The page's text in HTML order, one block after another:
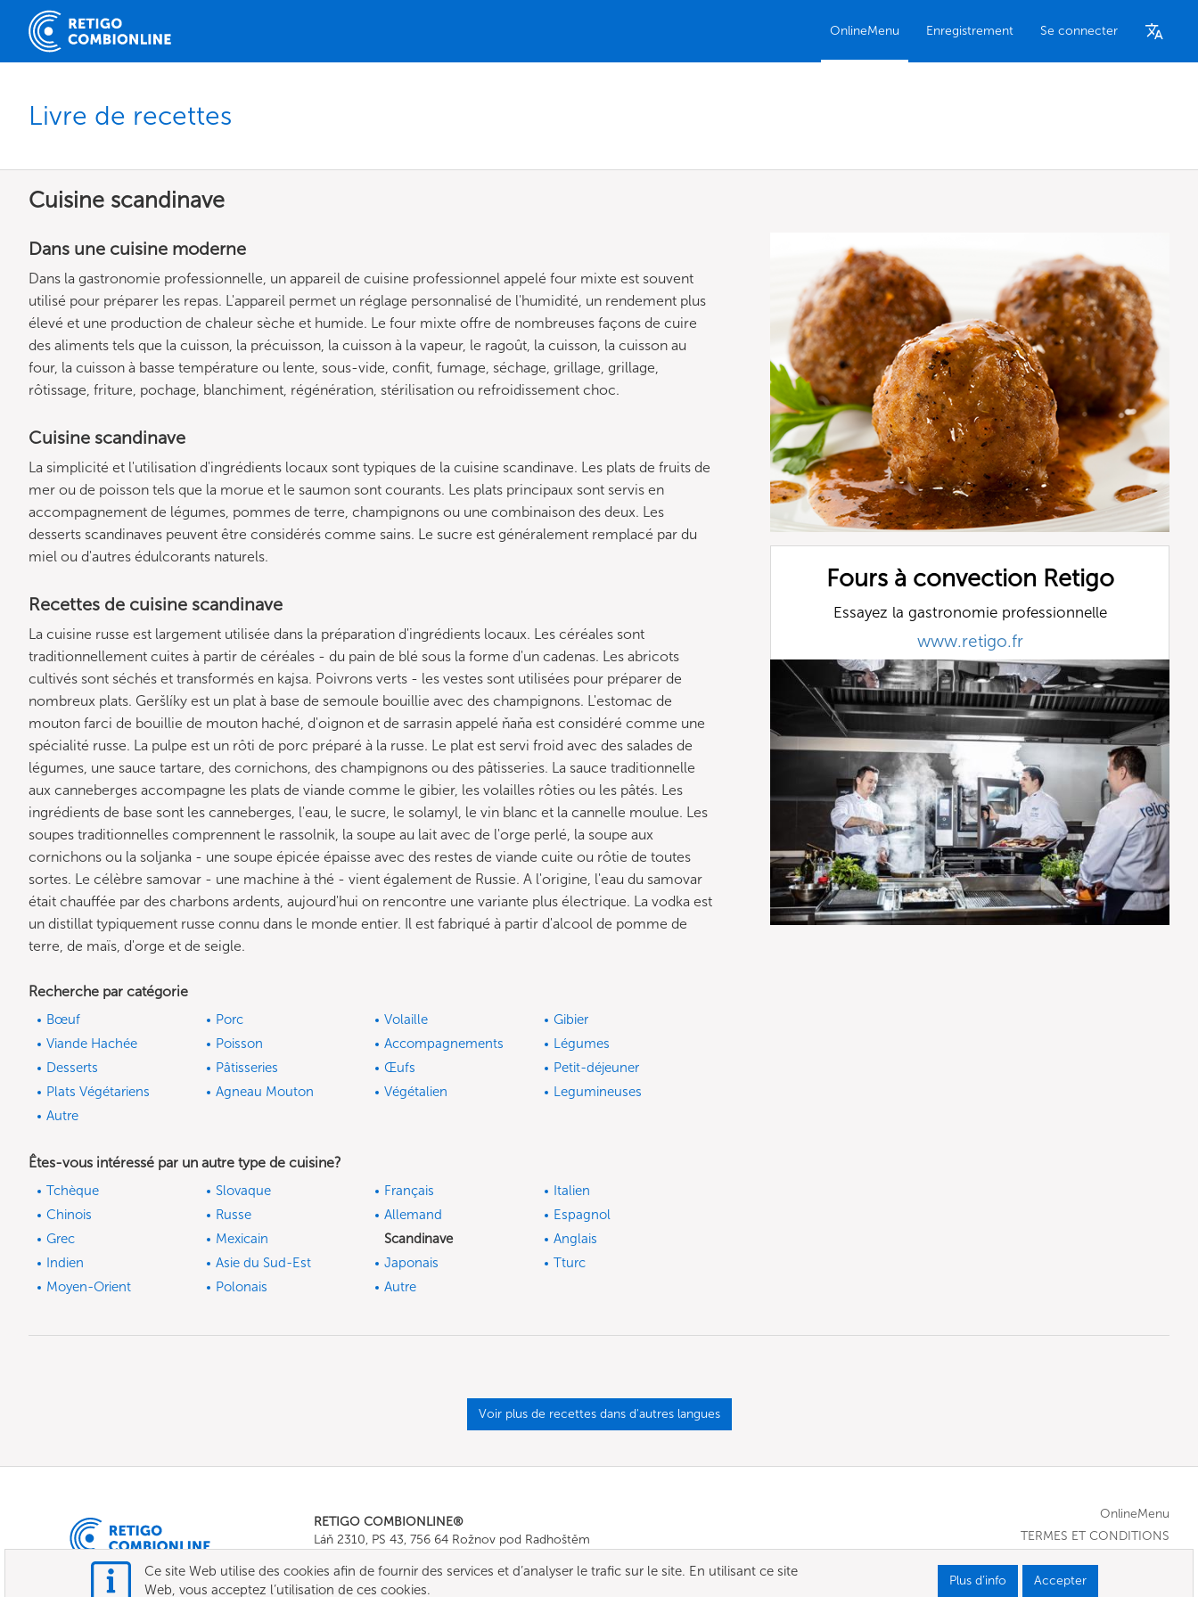
OnlineMenu Enregistrement Se connecter
Livre de recettes
Cuisine scandinave
Dans une cuisine moderne
Dans la gastronomie professionnelle, un appareil de cuisine professionnel appelé four mixte est souvent
utilisé pour préparer les repas. L'appareil permet un réglage personnalisé de l'humidité, un rendement plus
élevé et une production de chaleur sèche et humide. Le four mixte offre de nombreuses façons de cuire
des aliments tels que la cuisson, la précuisson, la cuisson à la vapeur, le ragoût, la cuisson, la cuisson au
four, la cuisson à basse température ou lente, sous-vide, confit, fumage, séchage, grillage, grillage,
rôtissage, friture, pochage, blanchiment, régénération, stérilisation ou refroidissement choc.
Cuisine scandinave
La simplicité et l'utilisation d'ingrédients locaux sont typiques de la cuisine scandinave. Les plats de fruits de
mer ou de poisson tels que la morue et le saumon sont courants. Les plats principaux sont servis en
accompagnement de légumes, pommes de terre, champignons ou une combinaison des deux. Les
desserts scandinaves peuvent être considérés comme sains. Le sucre est généralement remplacé par du
miel ou d'autres édulcorants naturels.
Recettes de cuisine scandinave
La cuisine russe est largement utilisée dans la préparation d'ingrédients locaux. Les céréales sont
traditionnellement cuites à partir de céréales - du pain de blé sous la forme d'un cadenas. Les abricots
cultivés sont séchés et transformés en kajsa. Poivrons verts - les vestes sont utilisées pour préparer de
nombreux plats. Geršlíky est un plat à base de semoule bouillie avec des champignons. L'estomac de
mouton farci de bouillie de mouton haché, d'oignon et de sarrasin appelé ňaňa est considéré comme une
spécialité russe. La pulpe est un rôti de porc préparé à la russe. Le plat est servi froid avec des salades de
légumes, une sauce tartare, des cornichons, des champignons ou des pâtisseries. La sauce traditionnelle
aux canneberges accompagne les plats de viande comme le gibier, les volailles rôties ou les pâtés. Les
ingrédients de base sont les canneberges, l'eau, le sucre, le solamyl, le vin blanc et la cannelle moulue. Les
soupes traditionnelles comprennent le rassolnik, la soupe au lait avec de l'orge perlé, la soupe aux
cornichons ou la soljanka - une soupe épicée épaisse avec des restes de viande cuite ou rôtie de toutes
sortes. Le célèbre samovar - une machine à thé - vient également de Russie. A l'origine, l'eau du samovar
était chauffée par des charbons ardents, aujourd'hui on rencontre une variante plus électrique. La vodka est
un distillat typiquement russe connu dans le monde entier. Il est fabriqué à partir d'alcool de pomme de
terre, de maïs, d'orge et de seigle.
Fours à convection Retigo
Essayez la gastronomie professionnelle
www.retigo.fr
Recherche par catégorie
Bœuf Porc Volaille
Gibier
Viande Hachée
Poisson Accompagnements
Légumes
Desserts
Pâtisseries Œufs
Petit-déjeuner
Plats Végétariens
Agneau Mouton Végétalien
Legumineuses
Autre
Êtes-vous intéressé par un autre type de cuisine?
Tchèque Slovaque Français
Italien
Chinois
Russe Allemand
Espagnol
Grec
Mexicain Scandinave
Anglais
Indien
Asie du Sud-Est Japonais
Tturc
Moyen-Orient
Polonais Autre
Voir plus de recettes dans d'autres langues
RETIGO COMBIONLINE®
Láň 2310, PS 43, 756 64 Rožnov pod Radhoštěm
E-mail: info@combionline.com
OnlineMenu
TERMES ET CONDITIONS
Ce site Web utilise des cookies afin de fournir des services et d’analyser le trafic sur le site. En utilisant ce site
Web, vous acceptez l’utilisation de ces cookies.
Plus d’info Accepter